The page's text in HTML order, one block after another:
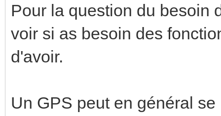
Pour la question du besoin
voir si as besoin des
d'avoir.
Un GPS peut en général